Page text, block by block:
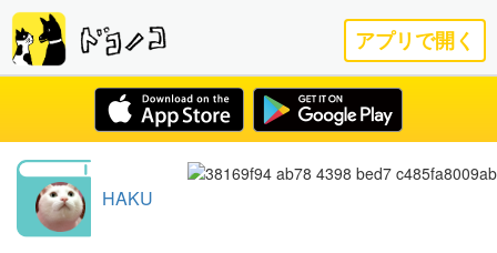
アプリで開く
HAKU